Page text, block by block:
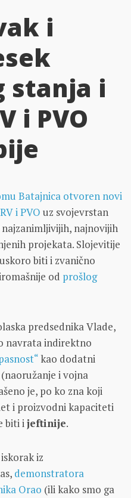
i
stanja i
i PVO
Batajnica otvoren novi
i PVO uz svojevrstan
najnovijih
projekata. Slojevitije
biti i zvanično
od prošlog
predsednika Vlade,
navrata indirektno
kao dodatni
i vojna
je, po ko zna koji
i proizvodni kapaciteti
biti ijeftinije.
iz
demonstratora
Orao (ili kako smo ga